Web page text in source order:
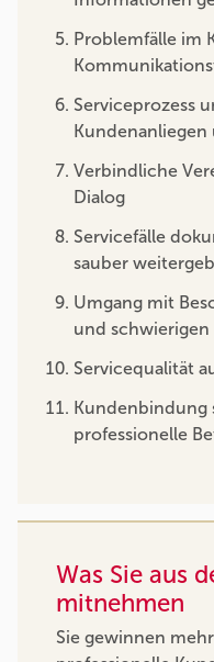
Problemfälle im
Serviceprozess
Kundenanliegen
Verbindliche
Dialog
Servicefälle
sauber
Umgang mit
und schwierigen
Servicequalität
Kundenbindung
professionelle
Was Sie aus
mitnehmen
Sie gewinnen